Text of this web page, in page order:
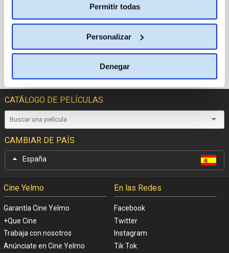
Permitir todas
Personalizar
Denegar
PRÓXIMOS ESTRENOS
CATÁLOGO DE PELÍCULAS
CAMBIAR DE PAÍS
España
Cine Yelmo
Garantía Cine Yelmo
+Que Cine
Trabaja con nosotros
Anúnciate en Cine Yelmo
En las Redes
Facebook
Twitter
Instagram
Tik Tok